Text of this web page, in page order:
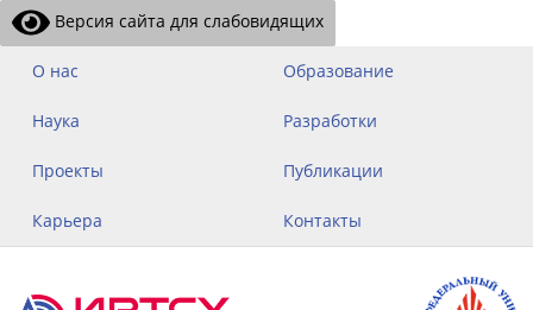
Версия сайта для слабовидящих
О нас Образование
Наука Разработки
Проекты Публикации
Карьера Контакты